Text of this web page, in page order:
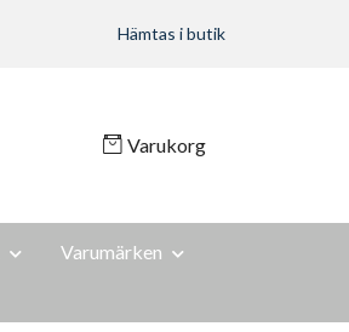
Hämtas i butik
Varukorg
Varumärken